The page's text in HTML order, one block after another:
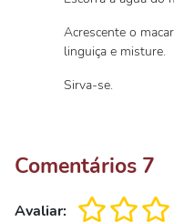
Acrescente o
linguiça e misture.
Sirva-se.
Comentários 7
Avaliar: